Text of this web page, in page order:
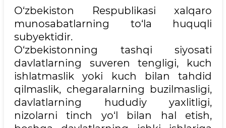
O‘zbekiston Respublikasi xalqaro
munosabatlarning to‘la huquqli
subyektidir.
O‘zbekistonning tashqi siyosati
davlatlarning suveren tengligi, kuch
ishlatmaslik yoki kuch bilan tahdid
qilmaslik, chegaralarning buzilmasligi,
davlatlarning hududiy yaxlitligi,
nizolarni tinch yo‘l bilan hal etish,